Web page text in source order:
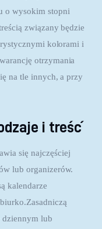
o wysokim stopni
związany będzie
kolorami i
otrzymania
na tle innych, a przy
i treść
się najczęściej
lub organizerów.
kalendarze
dziennym lub